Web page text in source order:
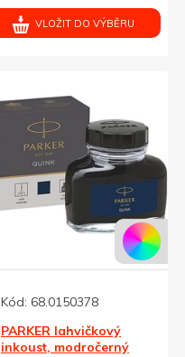
VLOŽIT DO VÝBĚRU
Kód: 68.0150378
PARKER lahvičkový
inkoust, modročerný